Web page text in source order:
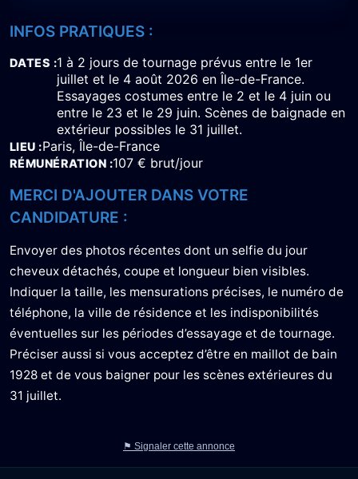
INFOS PRATIQUES :
DATES 1 à 2 jours de tournage prévus entre le 1er
juillet et le 4 août 2026 en Île-de-France.
Essayages costumes entre le 2 et le 4 juin ou
entre le 23 et le 29 juin. Scènes de baignade en
extérieur possibles le 31 juillet.
LIEU Paris, Île-de-France
RÉMUNÉRATION 107 € brut/jour
MERCI D'AJOUTER DANS VOTRE
CANDIDATURE :
Envoyer des photos récentes dont un selfie du jour
cheveux détachés, coupe et longueur bien visibles.
Indiquer la taille, les mensurations précises, le numéro de
téléphone, la ville de résidence et les indisponibilités
éventuelles sur les périodes d’essayage et de tournage.
Préciser aussi si vous acceptez d’être en maillot de bain
1928 et de vous baigner pour les scènes extérieures du
31 juillet.
⚑ Signaler cette annonce